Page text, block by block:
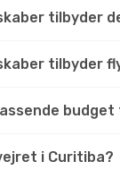
tilbyder
tilbyder
i Curitiba?